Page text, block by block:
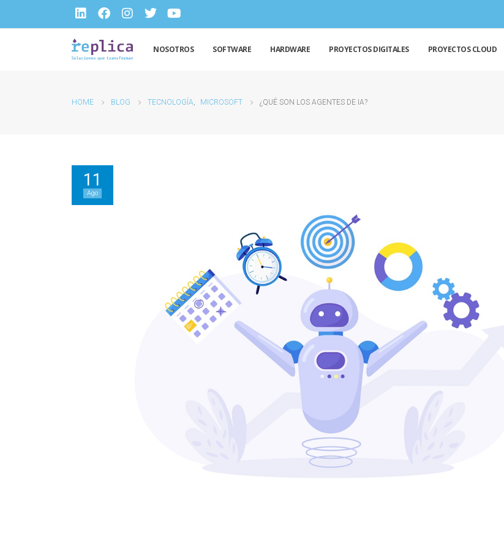
NOSOTROS SOFTWARE HARDWARE PROYECTOS DIGITALES PROYECTOS CLOUD
HOME BLOG TECNOLOGÍA, MICROSOFT ¿QUÉ SON LOS AGENTES DE IA?
11
Ago